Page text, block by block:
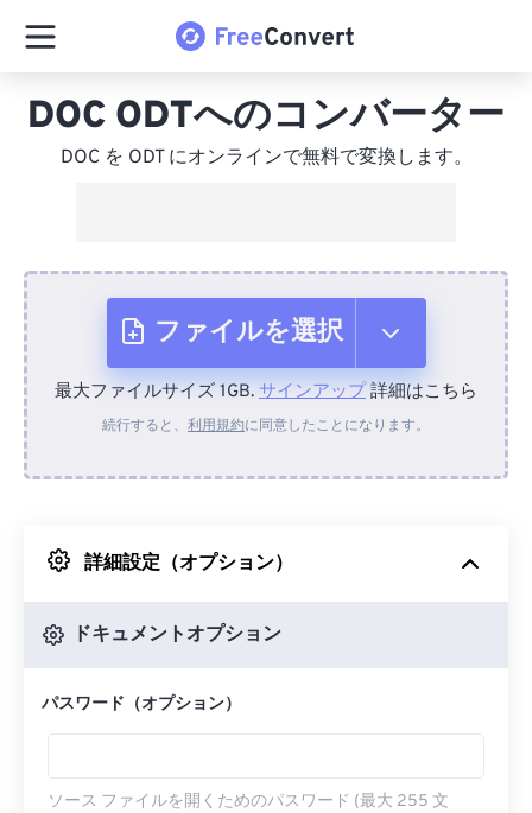
DOC ODTへのコンバーター
DOC を ODT にオンラインで無料で変換します。
ファイルを選択
デバイスから
Googleドライブから
最大ファイルサイズ 1GB. サインアップ詳細はこちら
続行すると、 利用規約に同意したことになります。
詳細設定（オプション）
ドキュメントオプション
パスワード（オプション）
ソース ファイルを開くためのパスワード (最大 255 文